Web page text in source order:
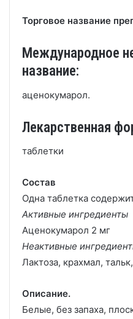
Торговое название
Международное
название:
аценокумарол.
Лекарственная
таблетки
Состав
Одна таблетка
Активные ингредиенты
Аценокумарол 2 мг
Неактивные
Лактоза, крахмал,
Описание.
Белые, без запаха,